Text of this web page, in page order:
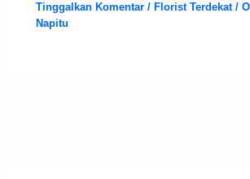
Tinggalkan Komentar / Florist Terdekat/
Napitu